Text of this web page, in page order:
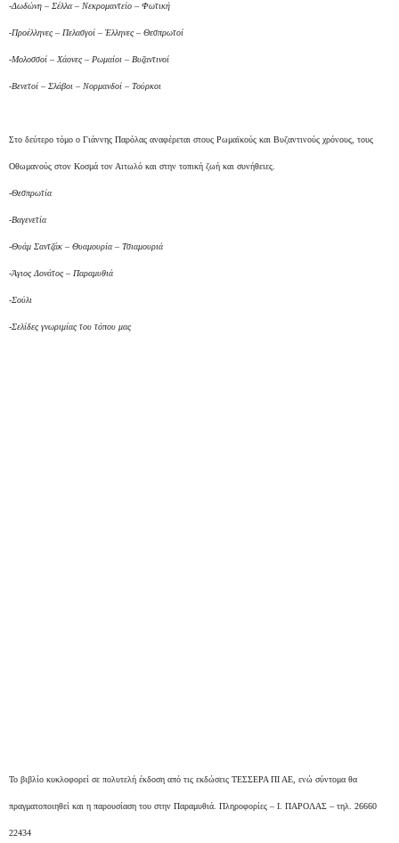
-Δωδώνη – Σέλλα – Νεκρομαντείο – Φωτική
-Προέλληνες – Πελασγοί – Έλληνες – Θεσπρωτοί
-Μολοσσοί – Χάονες – Ρωμαίοι – Βυζαντινοί
-Βενετοί – Σλάβοι – Νορμανδοί – Τούρκοι
Στο δεύτερο τόμο ο Γιάννης Παρόλας αναφέρεται στους Ρωμαϊκούς και Βυζαντινούς χρόνους, τους
Οθωμανούς στον Κοσμά τον Αιτωλό και στην τοπική ζωή και συνήθειες.
-Θεσπρωτία
-Βαγενετία
-Θυάμ Σαντζάκ – Θυαμουρία – Τσιαμουριά
-Άγιος Δονάτος – Παραμυθιά
-Σούλι
-Σελίδες γνωριμίας του τόπου μας
Το βιβλίο κυκλοφορεί σε πολυτελή έκδοση από τις εκδώσεις ΤΕΣΣΕΡΑ ΠΙ ΑΕ, ενώ σύντομα θα
πραγματοποιηθεί και η παρουσίαση του στην Παραμυθιά. Πληροφορίες – Ι. ΠΑΡΟΛΑΣ – τηλ. 26660
22434